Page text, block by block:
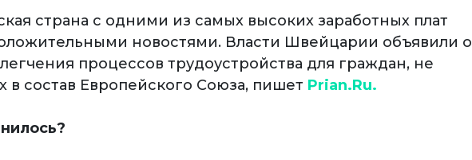
страна с одними из самых высоких заработных плат
новостями. Власти Швейцарии объявили о
процессов трудоустройства для граждан, не
в состав Европейского Союза, пишет Prian.Ru.